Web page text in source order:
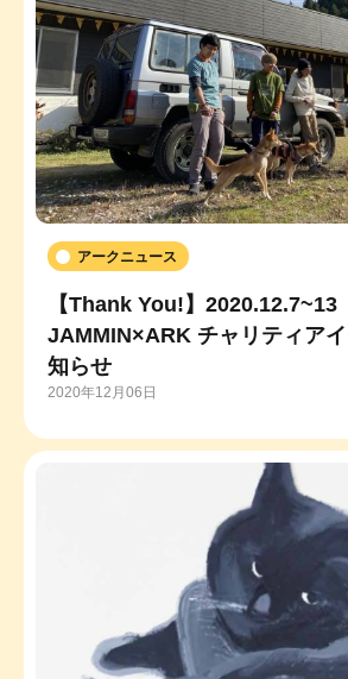
アークニュース
【Thank You!】2020.12.7~13
JAMMIN×ARK チャリティア
知らせ
2020年12月06日